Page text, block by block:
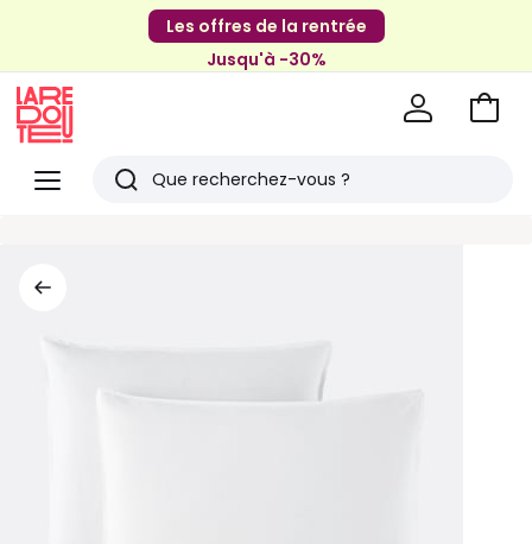
Les offres de la rentrée
Jusqu'à -30%
Menu
Redoute
Rechercher
Aller